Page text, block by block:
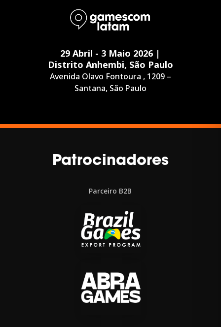
29 Abril - 3 Maio 2026 |
Distrito Anhembi, São Paulo
Avenida Olavo Fontoura , 1209 –
Santana, São Paulo
Patrocinadores
Parceiro B2B